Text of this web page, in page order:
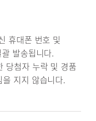
휴대폰 번호 및
발송됩니다.
당첨자 누락 및 경품
지지 않습니다.